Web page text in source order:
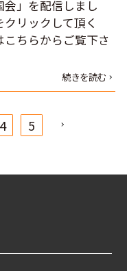
会」を配信しまし
リックして頂く
こちらからご覧下さ
続きを読む
4 5